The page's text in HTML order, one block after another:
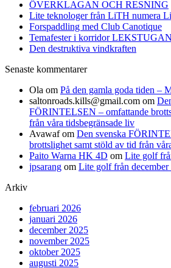
ÖVERKLAGAN OCH RESNING
Lite teknologer från LiTH numera
Forspaddling med Club Canotique
Temafester i korridor LEKSTUGAN
Den destruktiva vindkraften
Senaste kommentarer
Ola om På den gamla goda tiden –
saltonroads.kills@gmail.com om
FÖRINTELSEN – omfattande
från våra tidsbegränsade liv
Avawafom Den svenska
brottslighet samt stöld av tid från
Paito Warna HK 4D om Lite golf
jpsarang om Lite golf från december
Arkiv
februari 2026
januari 2026
december 2025
november 2025
oktober 2025
augusti 2025